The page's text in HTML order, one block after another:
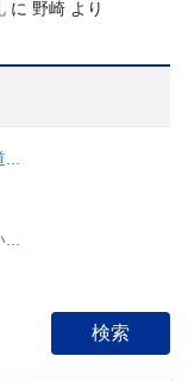
に 野崎 より